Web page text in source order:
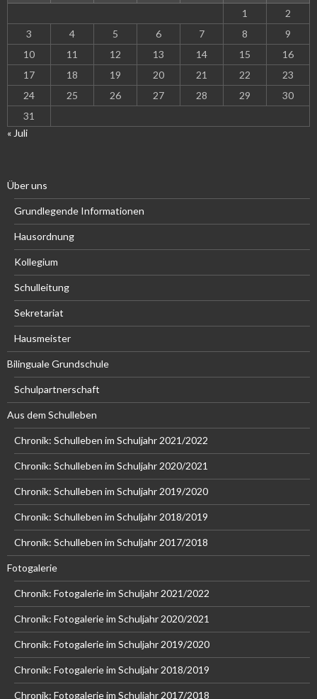
1
2
3
4 5 6 7 8
9
10
11 12 13 14 15
16
17
18 19 20 21 22
23
24
25 26 27 28 29
30
31
« Juli
Über uns
Grundlegende Informationen
Hausordnung
Kollegium
Schulleitung
Sekretariat
Hausmeister
Bilinguale Grundschule
Schulpartnerschaft
Aus dem Schulleben
Chronik: Schulleben im Schuljahr 2021/2022
Chronik: Schulleben im Schuljahr 2020/2021
Chronik: Schulleben im Schuljahr 2019/2020
Chronik: Schulleben im Schuljahr 2018/2019
Chronik: Schulleben im Schuljahr 2017/2018
Fotogalerie
Chronik: Fotogalerie im Schuljahr 2021/2022
Chronik: Fotogalerie im Schuljahr 2020/2021
Chronik: Fotogalerie im Schuljahr 2019/2020
Chronik: Fotogalerie im Schuljahr 2018/2019
Chronik: Fotogalerie im Schuljahr 2017/2018